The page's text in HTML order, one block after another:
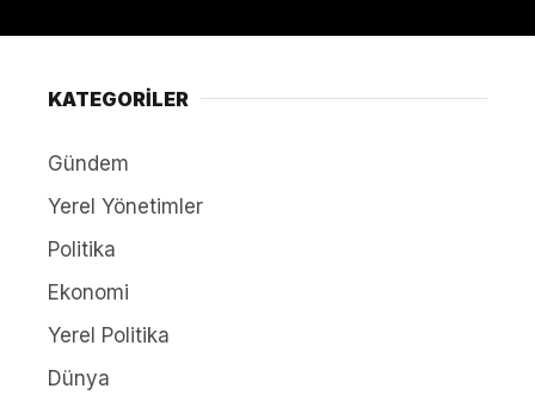
KATEGORİLER
Gündem
Yerel Yönetimler
Politika
Ekonomi
Yerel Politika
Dünya